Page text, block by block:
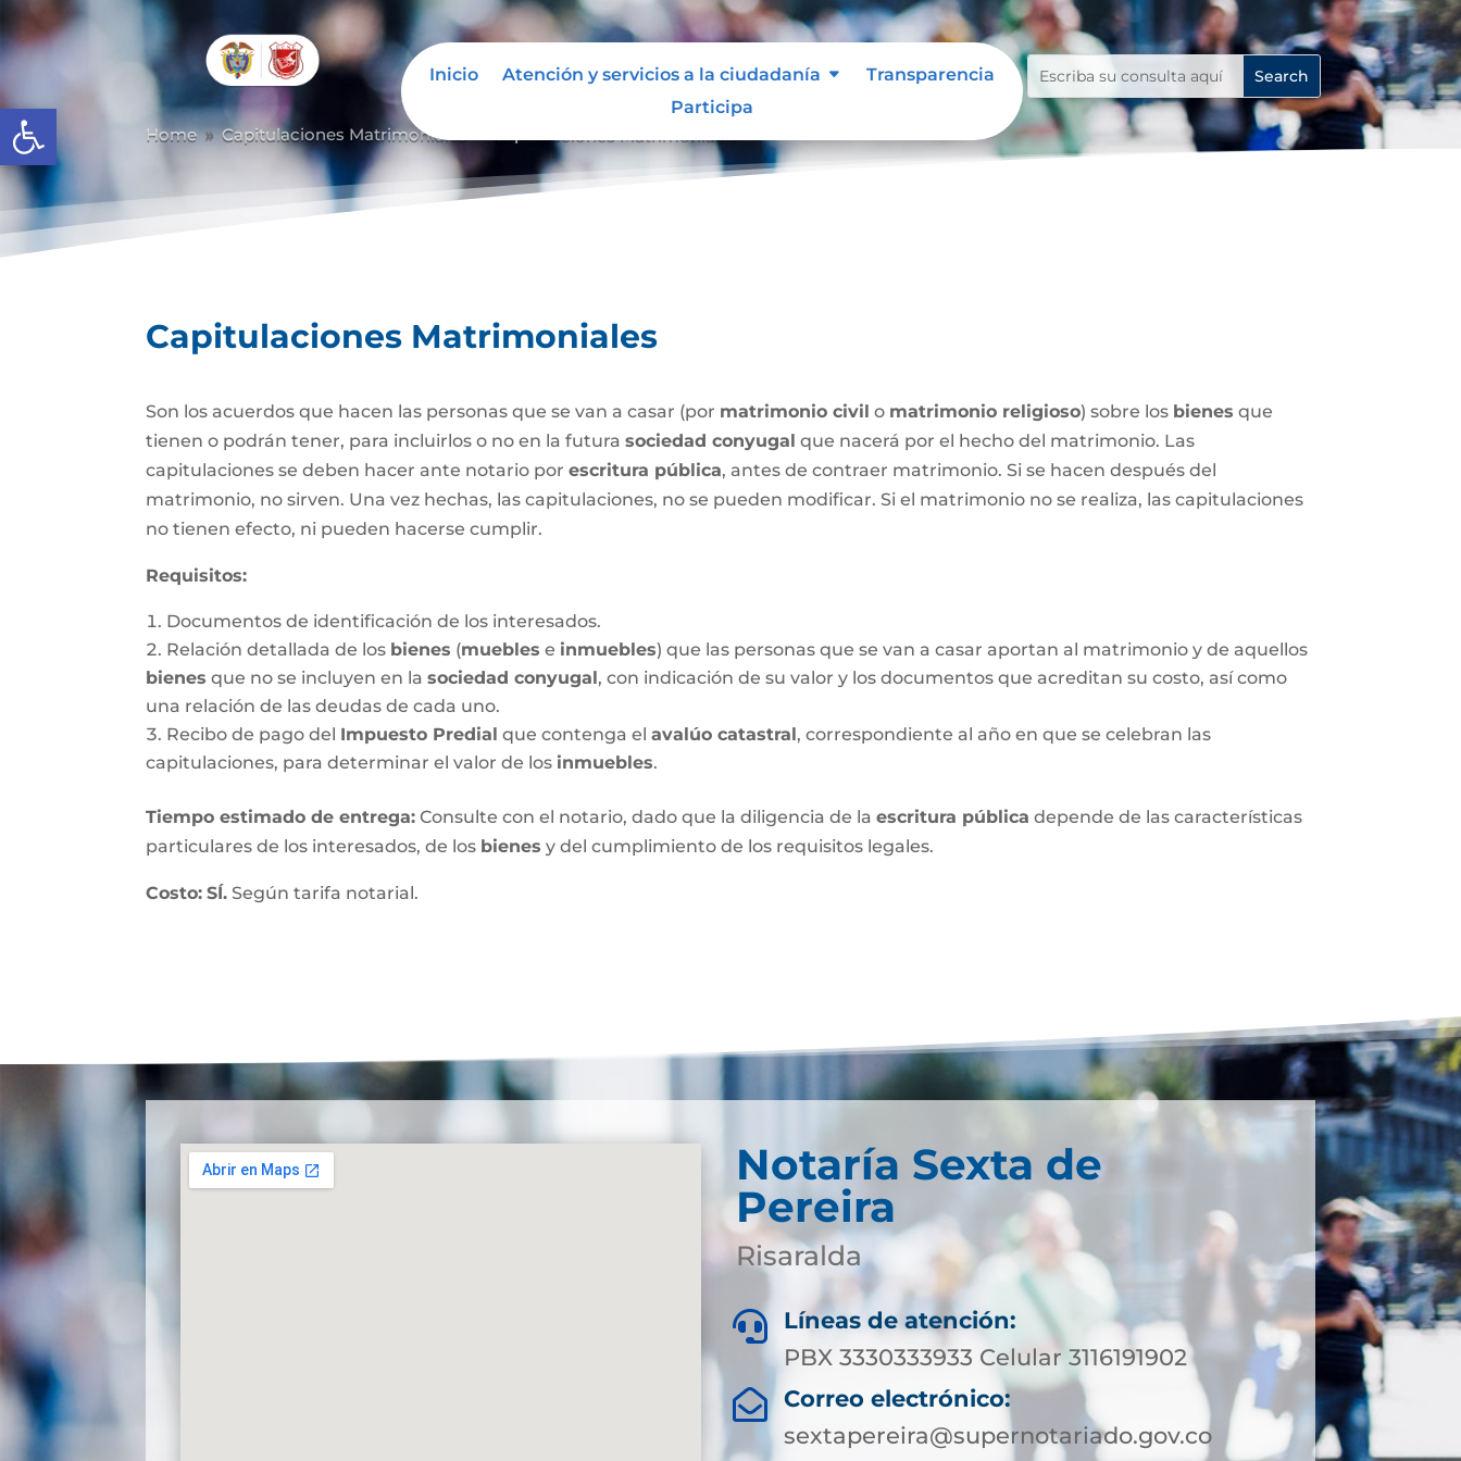
Abrir barra de herramientas
Inicio Atención y servicios a la ciudadanía
Transparencia
Participa
Home 9 Capitulaciones Matrimoniales
Capitulaciones Matrimoniales
Son los acuerdos que hacen las personas que se van a casar (por matrimonio civil o matrimonio religioso) sobre los bienes que
tienen o podrán tener, para incluirlos o no en la futurasociedad conyugal que nacerá por el hecho del matrimonio. Las
capitulaciones se deben hacer ante notario porescritura pública, antes de contraer matrimonio. Si se hacen después del
matrimonio, no sirven. Una vez hechas, las capitulaciones, no se pueden modificar. Si el matrimonio no se realiza, las capitulaciones
no tienen efecto, ni pueden hacerse cumplir.
Requisitos:
Documentos de identificación de los interesados.
Relación detallada de los bienes (muebles e inmuebles) que las personas que se van a casar aportan al matrimonio y de aquellos
bienes que no se incluyen en lasociedad conyugal, con indicación de su valor y los documentos que acreditan su costo, así como
una relación de las deudas de cada uno.
Recibo de pago del Impuesto Predial que contenga elavalúo catastral, correspondiente al año en que se celebran las
capitulaciones, para determinar el valor de los inmuebles.
Tiempo estimado de entrega: Consulte con el notario, dado que la diligencia de laescritura pública depende de las características
particulares de los interesados, de los bienes y del cumplimiento de los requisitos legales.
Costo: SÍ. Según tarifa notarial.
Notaría Sexta de
Pereira
Risaralda

Líneas de atención:
PBX 3330333933 Celular 3116191902

Correo electrónico:
sextapereira@supernotariado.gov.co